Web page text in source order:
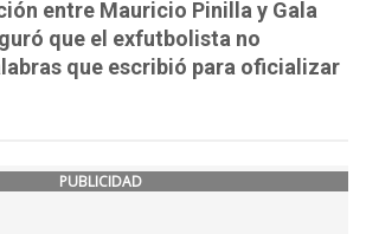
entre Mauricio Pinilla y Gala
que el exfutbolista no
que escribió para oficializar
PUBLICIDAD